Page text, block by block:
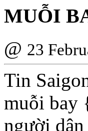
MUỖI
@ 23
Tin
muỗi bay
người